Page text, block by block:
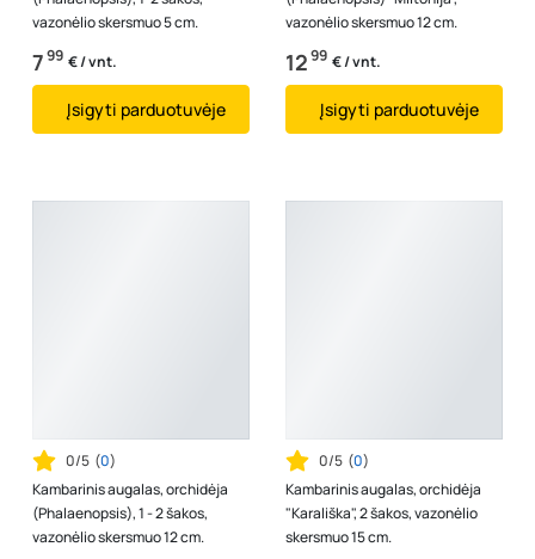
vazonėlio skersmuo 5 cm.
799 € / vnt.
Įsigyti parduotuvėje
vazonėlio skersmuo 12 cm.
1299 € / vnt.
Įsigyti parduotuvėje
0/5 (0)
Kambarinis augalas, orchidėja
(Phalaenopsis), 1 - 2 šakos,
vazonėlio skersmuo 12 cm.
0/5 (0)
Kambarinis augalas, orchidėja
"Karališka", 2 šakos, vazonėlio
skersmuo 15 cm.